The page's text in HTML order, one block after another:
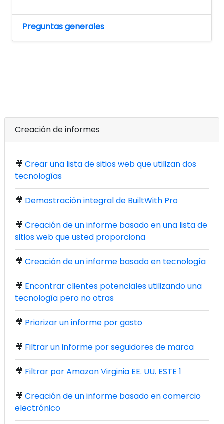
Preguntas generales
Creación de informes
🎥 Crear una lista de sitios web que utilizan dos
tecnologías
🎥 Demostración integral de BuiltWith Pro
🎥 Creación de un informe basado en una lista de
sitios web que usted proporciona
🎥 Creación de un informe basado en tecnología
🎥 Encontrar clientes potenciales utilizando una
tecnología pero no otras
🎥 Priorizar un informe por gasto
🎥 Filtrar un informe por seguidores de marca
🎥 Filtrar por Amazon Virginia EE. UU. ESTE 1
🎥 Creación de un informe basado en comercio
electrónico